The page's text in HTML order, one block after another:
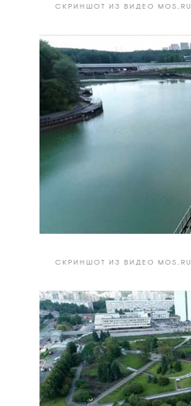
СКРИНШОТ ИЗ ВИДЕО MOS.RU
СКРИНШОТ ИЗ ВИДЕО MOS.RU